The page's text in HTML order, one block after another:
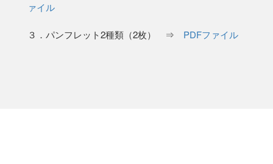
ァイル
３．パンフレット2種類（2枚） ⇒ PDFファイル